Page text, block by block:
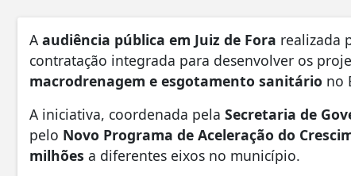
A audiência pública em Juiz de Fora realizada
contratação integrada para desenvolver os
macrodrenagem e esgotamento sanitário no
A iniciativa, coordenada pela Secretaria de
pelo Novo Programa de Aceleração do
milhões a diferentes eixos no município.